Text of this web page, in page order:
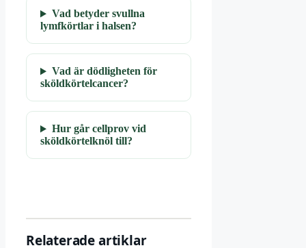
Vad betyder svullna
lymfkörtlar i halsen?
Vad är dödligheten för
sköldkörtelcancer?
Hur går cellprov vid
sköldkörtelknöl till?
Relaterade artiklar